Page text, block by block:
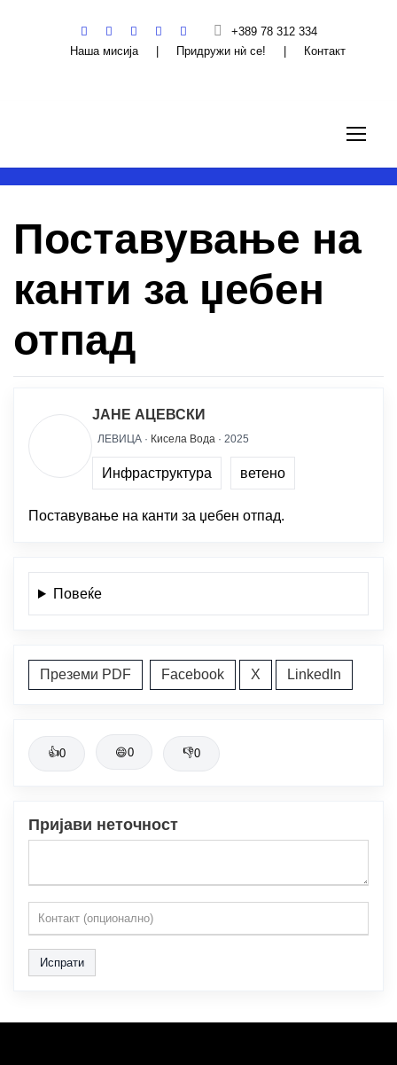
+389 78 312 334
Наша мисија
Придружи нѝ се! Контакт
Поставување на
канти за џебен
отпад
ЈАНЕ АЦЕВСКИ
ЛЕВИЦА · Кисела Вода · 2025
Инфраструктура ветено
Поставување на канти за џебен отпад.
Повеќе
Преземи PDF Facebook X LinkedIn
👍0 😄0 👎0
Пријави неточност
Испрати